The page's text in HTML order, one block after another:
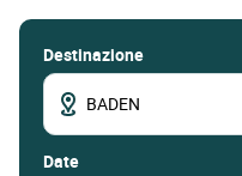
Destinazione
date